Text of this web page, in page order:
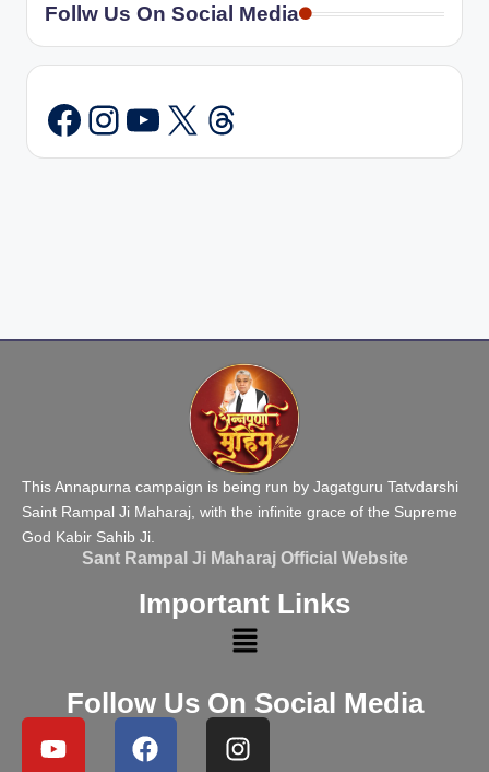
Follw Us On Social Media
Instagram
YouTube
X Threads
This Annapurna campaign is being run by Jagatguru Tatvdarshi
Saint Rampal Ji Maharaj, with the infinite grace of the Supreme
God Kabir Sahib Ji.
Sant Rampal Ji Maharaj Official Website
Important Links
Follow Us On Social Media